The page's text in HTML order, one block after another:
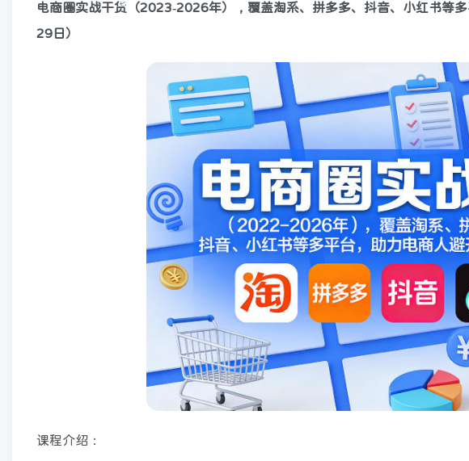
电商圈实战干货 （2023-2026年），覆盖淘系、拼多多、抖音、小红书等
29日）
课程介绍：